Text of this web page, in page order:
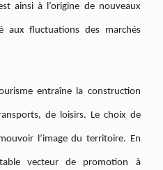
ainsi à l’origine de nouveaux
aux fluctuations des marchés
entraîne la construction
de loisirs. Le choix de
l’image du territoire. En
vecteur de promotion à